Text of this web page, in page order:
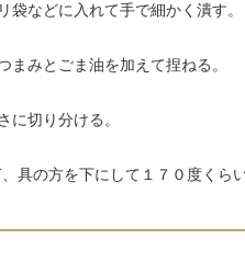
袋などに入れて手で細かく潰す。
まみとごま油を加えて捏ねる。
に切り分ける。
具の方を下にして１７０度くら